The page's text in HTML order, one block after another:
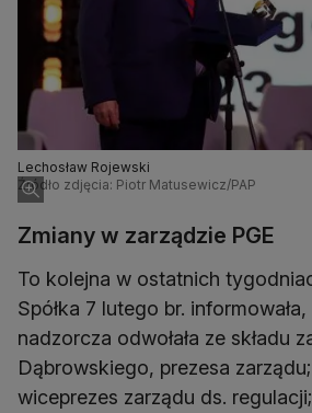
Lechosław Rojewski
Źródło zdjęcia: Piotr Matusewicz/PAP
Zmiany w zarządzie PGE
To kolejna w ostatnich
Spółka 7 lutego br.
nadzorcza odwołała ze składu
Dąbrowskiego, prezesa
wiceprezes zarządu ds. regulacji;